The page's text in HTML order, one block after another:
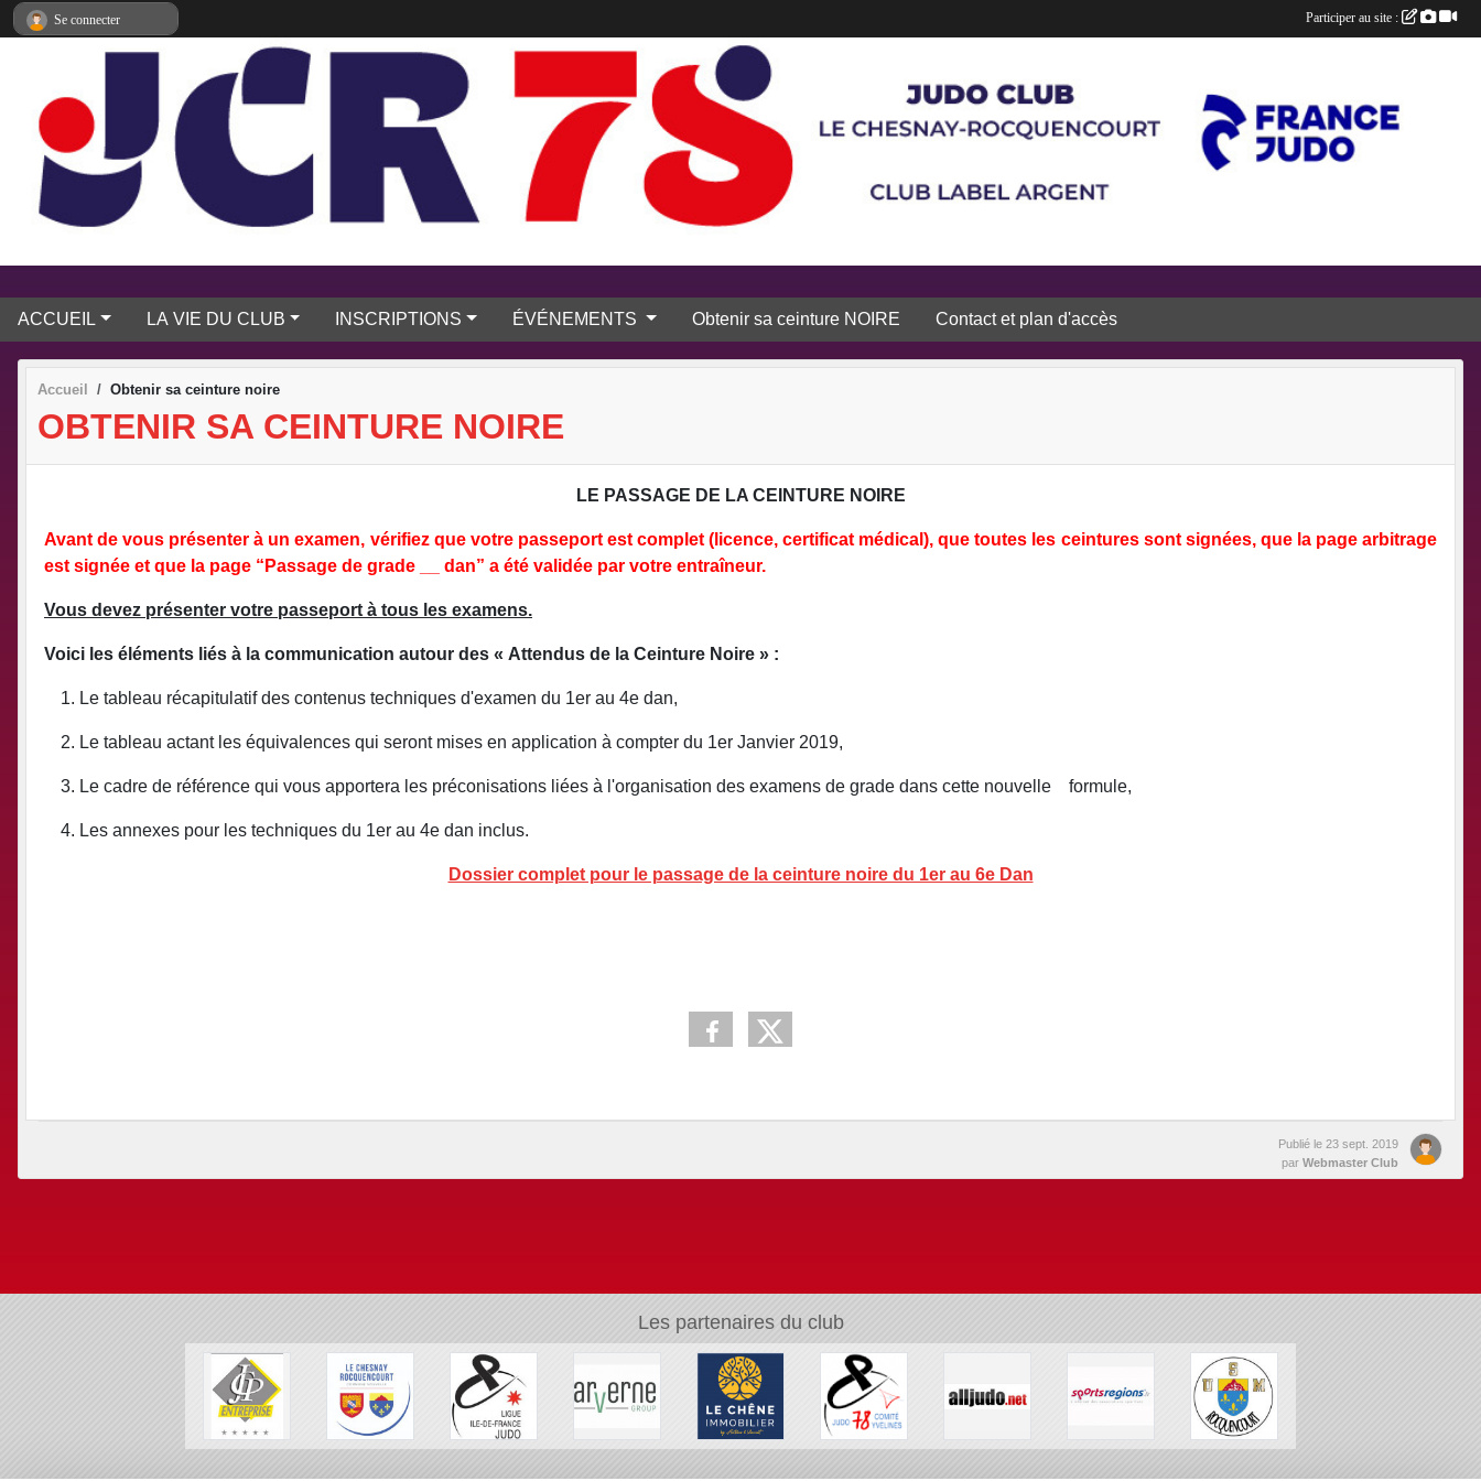
ACCUEIL LA VIE DU CLUB INSCRIPTIONS ÉVÉNEMENTS Obtenir sa ceinture NOIRE Contact et plan d'accès
Accueil Obtenir sa ceinture noire
OBTENIR SA CEINTURE NOIRE
LE PASSAGE DE LA CEINTURE NOIRE
Avant de vous présenter à un examen, vérifiez que votre passeport est complet (licence, certificat médical), que toutes les ceintures sont signées, que la page arbitrage
est signée et que la page “Passage de grade __ dan” a été validée par votre entraîneur.
Vous devez présenter votre passeport à tous les examens.
Voici les éléments liés à la communication autour des « Attendus de la Ceinture Noire » :
Le tableau récapitulatif des contenus techniques d'examen du 1er au 4e dan,
Le tableau actant les équivalences qui seront mises en application à compter du 1er Janvier 2019,
Le cadre de référence qui vous apportera les préconisations liées à l'organisation des examens de grade dans cette nouvelle formule,
Les annexes pour les techniques du 1er au 4e dan inclus.
Dossier complet pour le passage de la ceinture noire du 1er au 6e Dan
Publié le 23 sept. 2019
par Webmaster Club
Les partenaires du club
Se connecter Participer au site :
Panneau de gestion des cookies